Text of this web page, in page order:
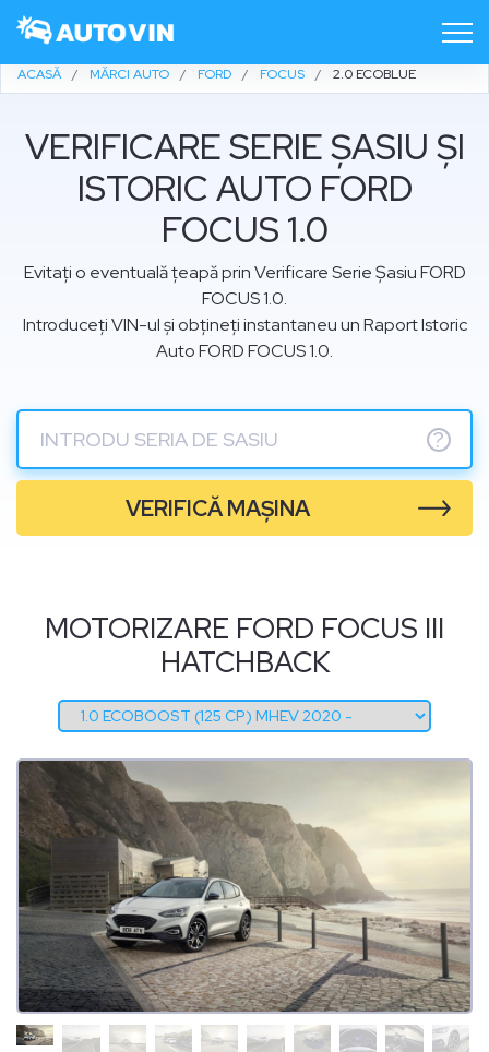
ACASĂ MĂRCI AUTO FORD FOCUS 2.0 ECOBLUE
VERIFICARE SERIE ȘASIU ȘI
ISTORIC AUTO FORD
FOCUS 1.0
Evitați o eventuală țeapă prin Verificare Serie Șasiu FORD
FOCUS 1.0.
Introduceți VIN-ul și obțineți instantaneu un Raport Istoric
Auto FORD FOCUS 1.0.
?
VERIFICĂ MAȘINA
MOTORIZARE FORD FOCUS III
HATCHBACK